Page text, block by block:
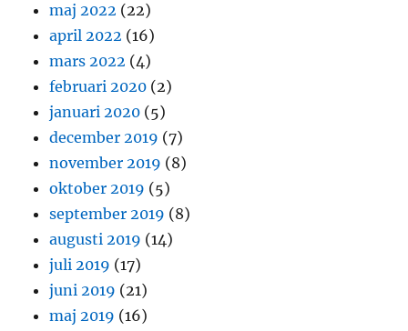
maj 2022 (22)
april 2022 (16)
mars 2022 (4)
februari 2020 (2)
januari 2020 (5)
december 2019 (7)
november 2019 (8)
oktober 2019 (5)
september 2019 (8)
augusti 2019 (14)
juli 2019 (17)
juni 2019 (21)
maj 2019 (16)